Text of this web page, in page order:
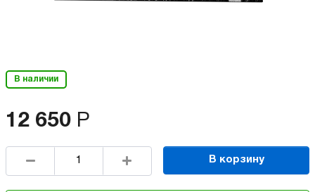
В наличии
12 650 Р
В корзину